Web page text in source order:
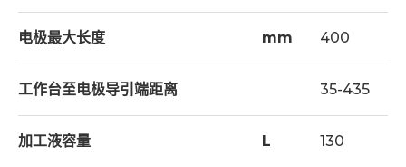
电极最大长度 mm 400
工作台至电极导引端距离 35-435
加工液容量 L 130
automatically upon inputting thickness of
选择配件
ER夹头
头部旋转B轴
AEC电极导引头自动交换装置(10支刀架,20之刀